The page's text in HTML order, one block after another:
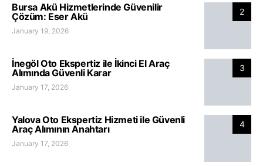
2
Bursa Akü Hizmetlerinde Güvenilir
Çözüm: Eser Akü
January 19, 2026
3
İnegöl Oto Ekspertiz ile İkinci El Araç
Alımında Güvenli Karar
January 17, 2026
4
Yalova Oto Ekspertiz Hizmeti ile Güvenli
Araç Alımının Anahtarı
January 17, 2026